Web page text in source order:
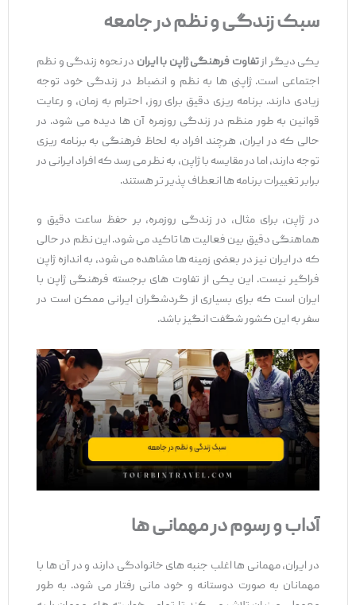
سبک زندگی و نظم در جامعه
یکی دیگر ازتفاوت‌ فرهنگی ژاپن با ایراندر نحوه زندگی و نظم
اجتماعی است. ژاپنی ‌ها به نظم و انضباط در زندگی خود توجه
زیادی دارند. برنامه ‌ریزی دقیق برای روز، احترام به زمان، و رعایت
قوانین به ‌طور منظم در زندگی روزمره آن‌ ها دیده می‌ شود. در
حالی که در ایران، هرچند افراد به لحاظ فرهنگی به برنامه ‌ریزی
توجه دارند، اما در مقایسه با ژاپن، به نظر می ‌رسد که افراد ایرانی در
برابر تغییرات برنامه‌ ها انعطاف‌ پذیر تر هستند.
در ژاپن، برای مثال، در زندگی روزمره، بر حفظ ساعت دقیق و
هماهنگی دقیق بین فعالیت ‌ها تاکید می ‌شود. این نظم در حالی
که در ایران نیز در بعضی زمینه ‌ها مشاهده می ‌شود، به اندازه ژاپن
فراگیر نیست. این یکی از تفاوت‌ های برجسته فرهنگی ژاپن با
ایران است که برای بسیاری از گردشگران ایرانی ممکن است در
سفر به این کشور شگفت ‌انگیز باشد.
آداب و رسوم در مهمانی‌ ها
در ایران، مهمانی ‌ها اغلب جنبه ‌های خانوادگی دارند و در آن ‌ها با
مهمانان به‌ صورت دوستانه و خود مانی رفتار می ‌شود. به ‌طور